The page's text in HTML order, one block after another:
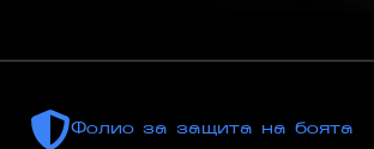
Фолио за защита на боята